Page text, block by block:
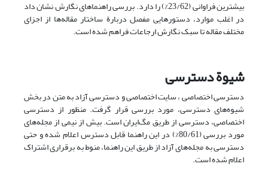
بیشترین فراوانی (23/62%) را دارد. بررسی راهنماهای نگارش نشان داد
در اغلب موارد،‌ دستورهایی مفصل دربارة ساختار مقاله‌ها از اجزای
مختلف مقاله تا سبک نگارش ارجاعات فراهم شده است.
شیوة دسترسی
دسترسی اختصاصی ، سایت اختصاصی و دسترسی آزاد به متن در بخش
شیوه‌های دسترسی، مورد بررسی قرار گرفت. منظور از دسترسی
اختصاصی، دسترسی از طریق مگ‌ایران است. بیش از نیمی از مجله‌های
مورد بررسی (80/61%) در این راهنما قابل دسترس اعلام شده‌ و حتی
دسترسی به مجله‌های آزاد از طریق این راهنما، منوط به برقراری اشتراک
اعلام شده است.